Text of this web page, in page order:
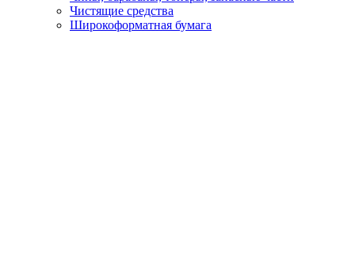
Чистящие средства
Широкоформатная бумага